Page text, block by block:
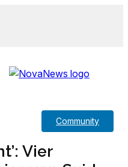
Community
Vier